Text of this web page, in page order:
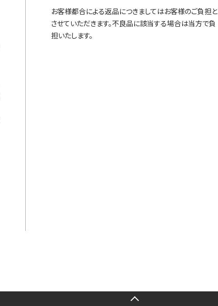
お客様都合による返品につきましてはお客様のご負担と
させていただきます。不良品に該当する場合は当方で負
担いたします。